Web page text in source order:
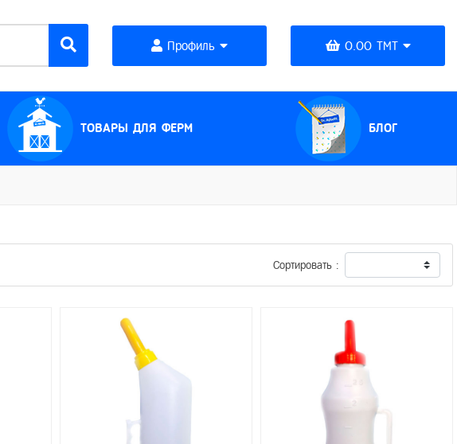
Профиль 0.00 TMT
ТОВАРЫ ДЛЯ ФЕРМ БЛОГ
Сортировать :